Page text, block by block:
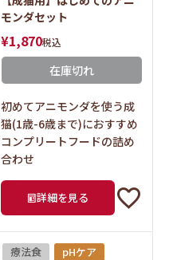
モンダセット
¥1,870税込
在庫切れ
初めてアニモンダを使う成
猫(1歳-6歳まで)におすすめ
コンプリートフードの詰め
合わせ
詳細を見る
療法食
pHケア